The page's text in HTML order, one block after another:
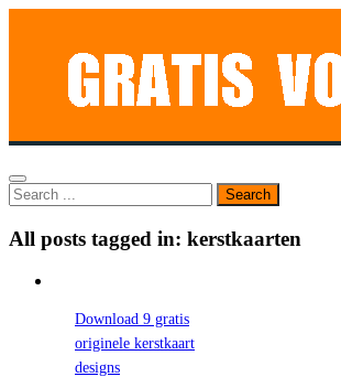
All posts tagged in: kerstkaarten
Download 9 gratis
originele kerstkaart
designs